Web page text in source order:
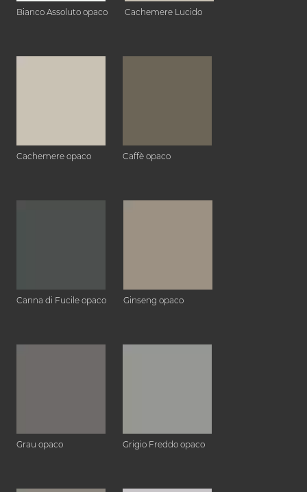
Bianco Assoluto opaco Cachemere Lucido
Cachemere opaco Caffè opaco
Canna di Fucile opaco Ginseng opaco
Grau opaco Grigio Freddo opaco